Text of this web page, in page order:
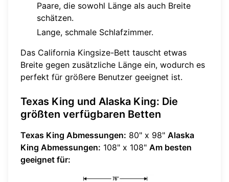
Paare, die sowohl Länge als auch Breite
schätzen.
Lange, schmale Schlafzimmer.
Das California Kingsize-Bett tauscht etwas
Breite gegen zusätzliche Länge ein, wodurch es
perfekt für größere Benutzer geeignet ist.
Texas King und Alaska King: Die
größten verfügbaren Betten
Texas King Abmessungen: 80" x 98" Alaska
King Abmessungen: 108" x 108" Am besten
geeignet für: